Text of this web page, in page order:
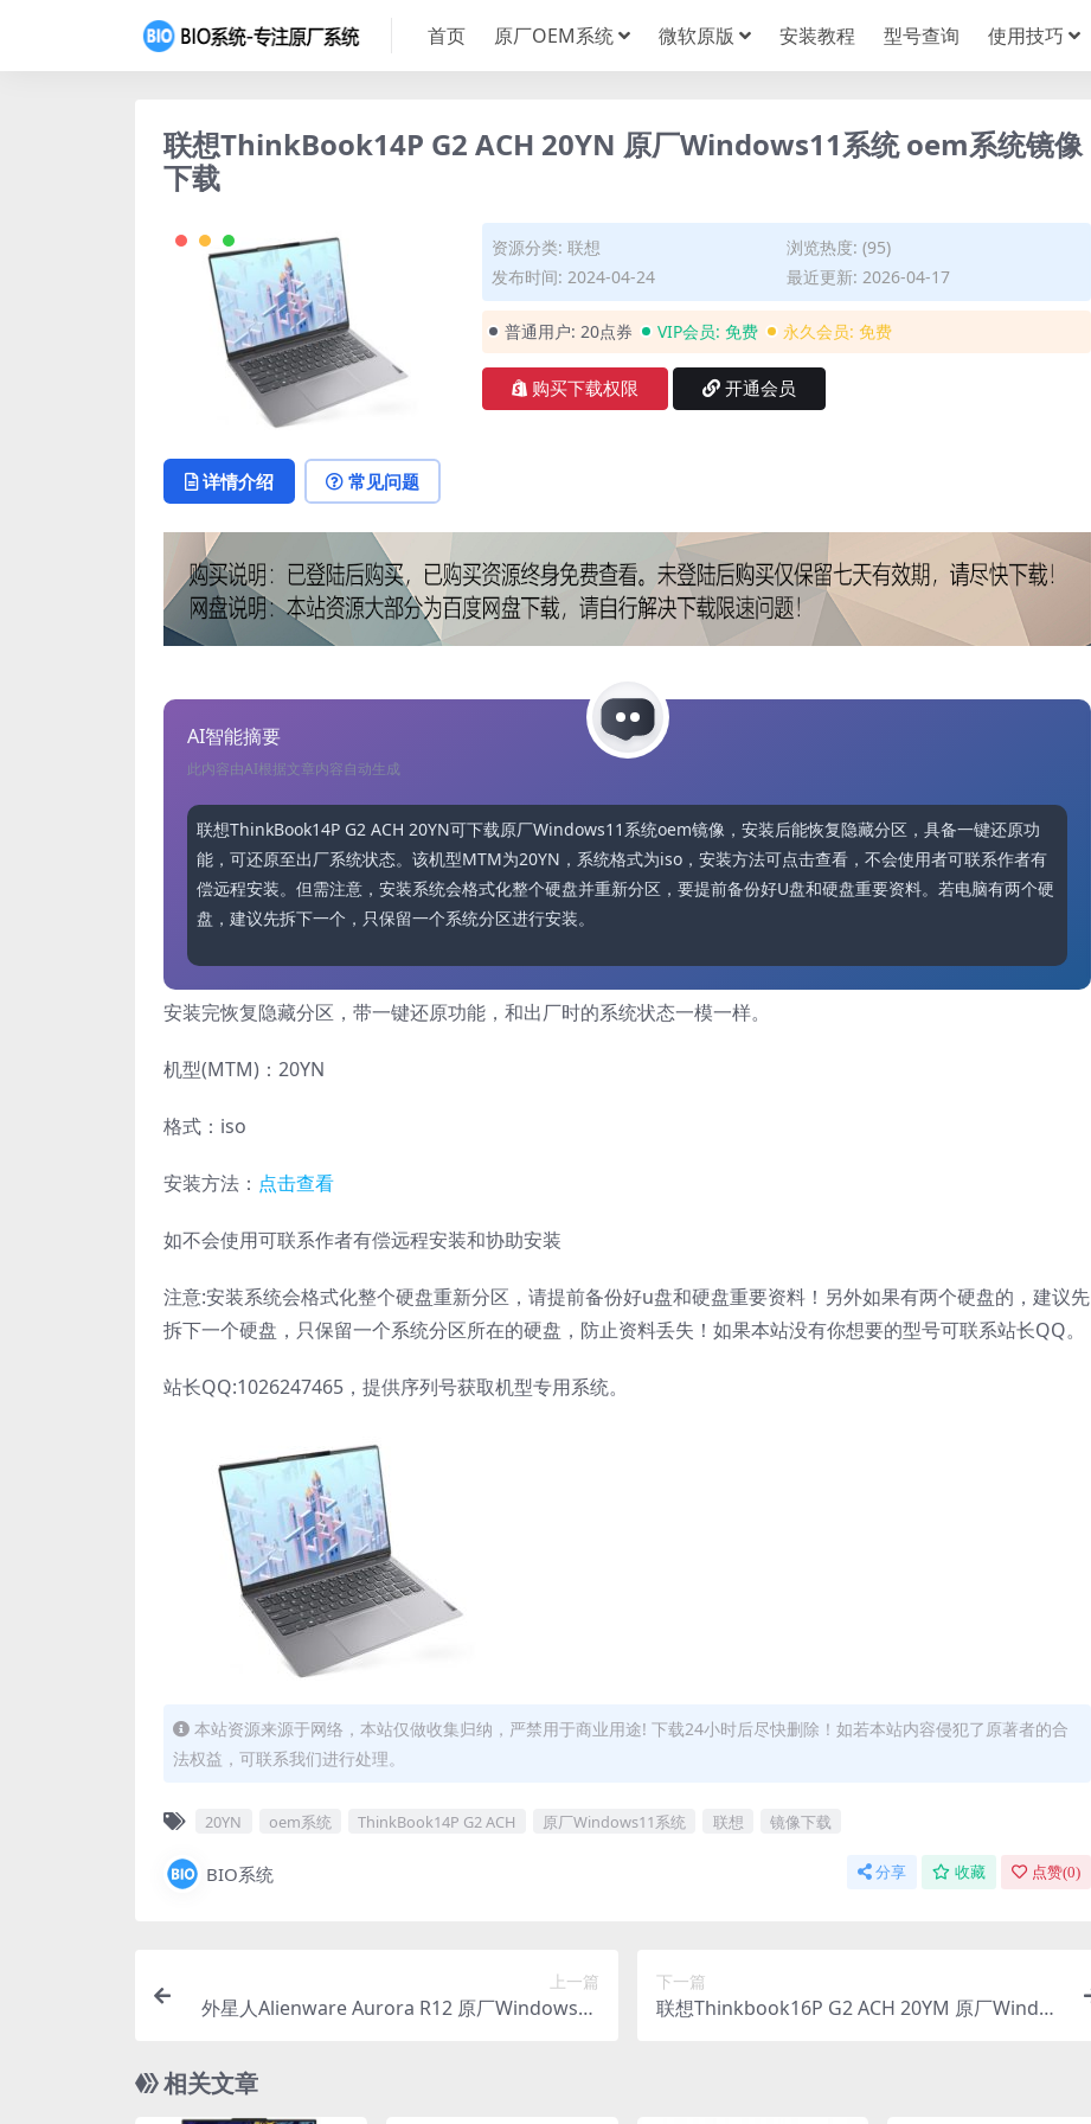
首页 原厂OEM系统 微软原版 安装教程 型号查询 使用技巧
联想ThinkBook14P G2 ACH 20YN 原厂Windows11系统 oem系统镜像
下载
资源分类: 联想
浏览热度: (95)
发布时间: 2024-04-24
最近更新: 2026-04-17
普通用户: 20点券 VIP会员: 免费 永久会员: 免费
购买下载权限 开通会员
详情介绍 常见问题
AI智能摘要
此内容由AI根据文章内容自动生成
联想ThinkBook14P G2 ACH 20YN可下载原厂Windows11系统oem镜像，安装后能恢复隐藏分区，具备一键还原功
能，可还原至出厂系统状态。该机型MTM为20YN，系统格式为iso，安装方法可点击查看，不会使用者可联系作者有
偿远程安装。但需注意，安装系统会格式化整个硬盘并重新分区，要提前备份好U盘和硬盘重要资料。若电脑有两个硬
盘，建议先拆下一个，只保留一个系统分区进行安装。
安装完恢复隐藏分区，带一键还原功能，和出厂时的系统状态一模一样。
机型(MTM)：20YN
格式：iso
安装方法： 点击查看
如不会使用可联系作者有偿远程安装和协助安装
注意:安装系统会格式化整个硬盘重新分区，请提前备份好u盘和硬盘重要资料！另外如果有两个硬盘的，建议先
拆下一个硬盘，只保留一个系统分区所在的硬盘，防止资料丢失！如果本站没有你想要的型号可联系站长QQ。
站长QQ:1026247465，提供序列号获取机型专用系统。
本站资源来源于网络，本站仅做收集归纳，严禁用于商业用途! 下载24小时后尽快删除！如若本站内容侵犯了原著者的合
法权益，可联系我们进行处理。
20YN oem系统 ThinkBook14P G2 ACH 原厂Windows11系统 联想 镜像下载
BIO系统 分享 收藏 点赞(0)
上一篇
外星人Alienware Aurora R12 原厂Windows10
下一篇
联想Thinkbook16P G2 ACH 20YM 原厂Windo
相关文章